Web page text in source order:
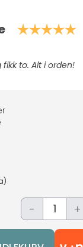
to. Alt i orden!
- +